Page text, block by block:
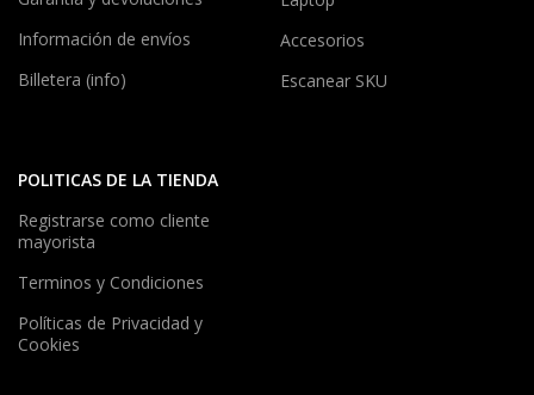
Información de envíos
Billetera (info)
Accesorios
Escanear SKU
POLITICAS DE LA TIENDA
Registrarse como cliente
mayorista
Terminos y Condiciones
Políticas de Privacidad y
Cookies